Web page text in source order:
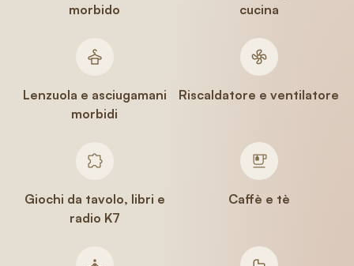
morbido
cucina
Lenzuola e asciugamani
morbidi
Riscaldatore e ventilatore
Giochi da tavolo, libri e
radio K7
Caffè e tè